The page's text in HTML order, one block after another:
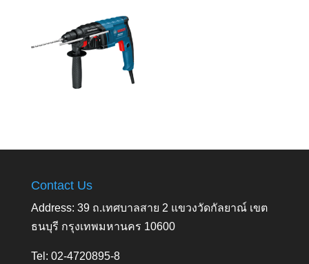
Contact Us
Address: 39 ถ.เทศบาลสาย 2 แขวงวัดกัลยาณ์ เขต
ธนบุรี กรุงเทพมหานคร 10600
Tel: 02-4720895-8